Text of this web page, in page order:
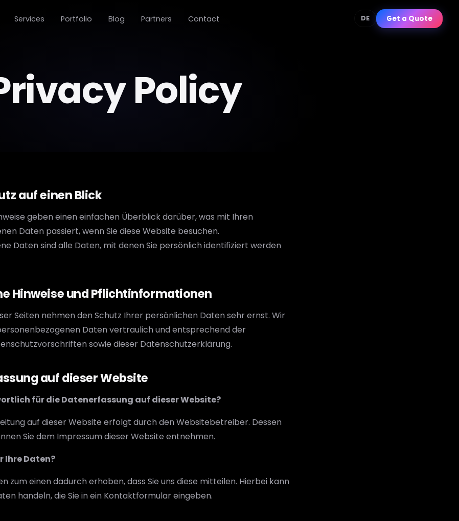
Services Portfolio Blog Partners Contact DE Get a Quote
Policy
auf einen Blick
geben einen einfachen Überblick darüber, was mit Ihren
Daten passiert, wenn Sie diese Website besuchen.
Daten sind alle Daten, mit denen Sie persönlich identifiziert werden
Hinweise und Pflichtinformationen
Seiten nehmen den Schutz Ihrer persönlichen Daten sehr ernst. Wir
Daten vertraulich und entsprechend der
sowie dieser Datenschutzerklärung.
auf dieser Website
für die Datenerfassung auf dieser Website?
auf dieser Website erfolgt durch den Websitebetreiber. Dessen
Sie dem Impressum dieser Website entnehmen.
Ihre Daten?
zum einen dadurch erhoben, dass Sie uns diese mitteilen. Hierbei kann
handeln, die Sie in ein Kontaktformular eingeben.